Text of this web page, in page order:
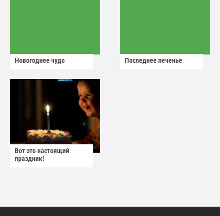
Новогоднее чудо Последнее печенье
Вот это настоящий
праздник!